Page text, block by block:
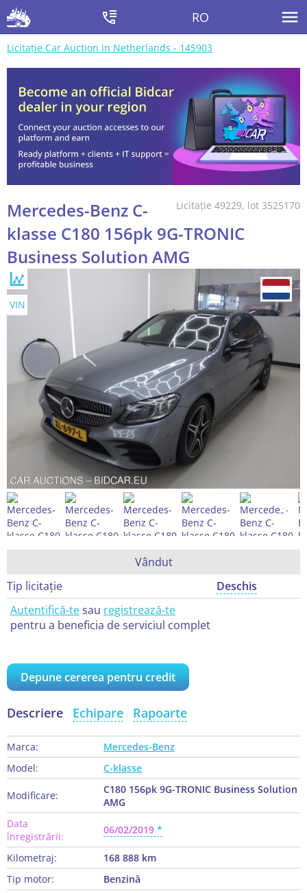
RO
Licitație Car Auction in Netherlands - 145903
Licitație 49229, lot 3525170
Mercedes-Benz C-
klasse C180 156pk 9G-TRONIC
Business Solution AMG
VIN
Vândut
Tip licitație
Deschis
Autentifică-tesau registrează-te
pentru a beneficia de serviciul complet
Depune cererea pentru credit
Descriere Echipare Rapoarte
Marca:
Mercedes-Benz
Model:
C-klasse
Modificare:
C180 156pk 9G-TRONIC Business Solution
AMG
Data
înregistrării:
06/02/2019
Kilometraj:
168 888 km
Tip motor:
Benzină